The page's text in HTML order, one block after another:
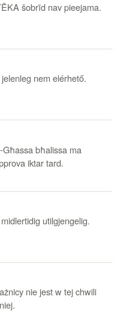
šobrīd nav pieejama.
nem elérhető.
bħalissa ma
iktar tard.
utilgjengelig.
nie jest w tej chwili